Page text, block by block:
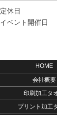
定休日
イベント開催日
HOME
会社概要
印刷加工タ
プリント加工